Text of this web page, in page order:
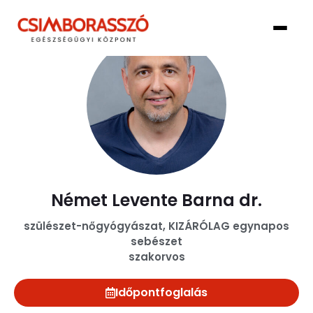
Német Levente Barna dr.
szülészet-nőgyógyászat, KIZÁRÓLAG egynapos
sebészet
szakorvos
Időpontfoglalás